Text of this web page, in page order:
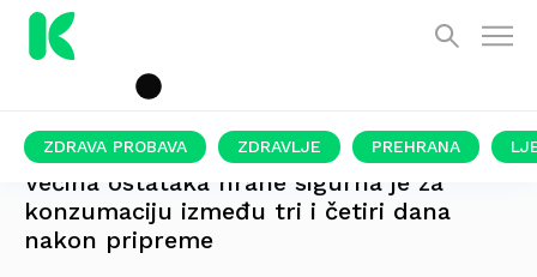
ZDRAVA PROBAVA ZDRAVLJE PREHRANA
Većina ostataka hrane sigurna je za
konzumaciju između tri i četiri dana
nakon pripreme